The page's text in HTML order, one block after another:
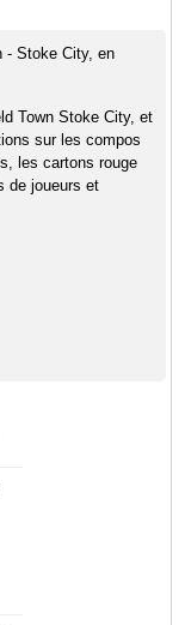
- Stoke City, en
Town Stoke City, et
sur les compos
les cartons rouge
de joueurs et